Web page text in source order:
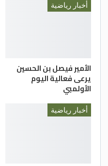
أخبار رياضية
الأمير فيصل بن الحسين
يرعى فعالية اليوم
الأولمبي
أخبار رياضية